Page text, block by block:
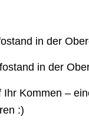
in der
in der
Kommen –
:)